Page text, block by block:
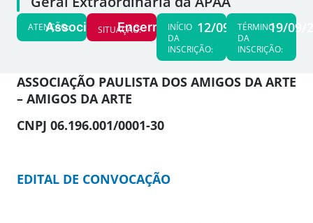
ATENÇÃO:
AssociadosSITUAÇÃO:
EncerradoINÍCIO
DA
INSCRIÇÃO:
12/09/25TÉRMINO
DA
INSCRIÇÃO:
19/09/
ASSOCIAÇÃO PAULISTA DOS AMIGOS DA ARTE
– AMIGOS DA ARTE
CNPJ 06.196.001/0001-30
EDITAL DE CONVOCAÇÃO